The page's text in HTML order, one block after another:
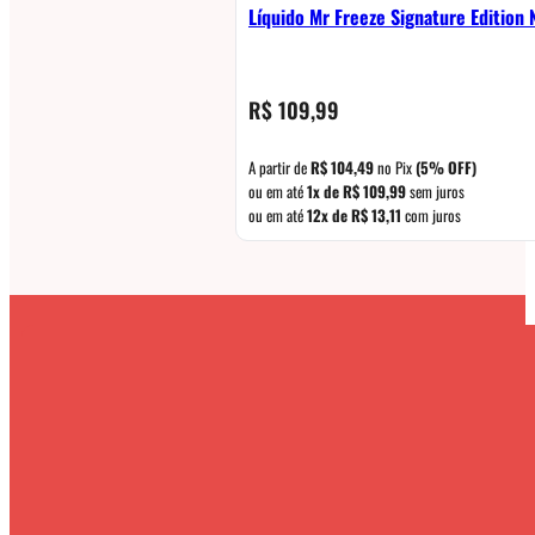
Líquido Mr Freeze Signature Edition
R$109,99
A partir deR$104,49no Pix(5% OFF)
ou em até1x deR$109,99sem juros
ou em até12x deR$13,11 com juros